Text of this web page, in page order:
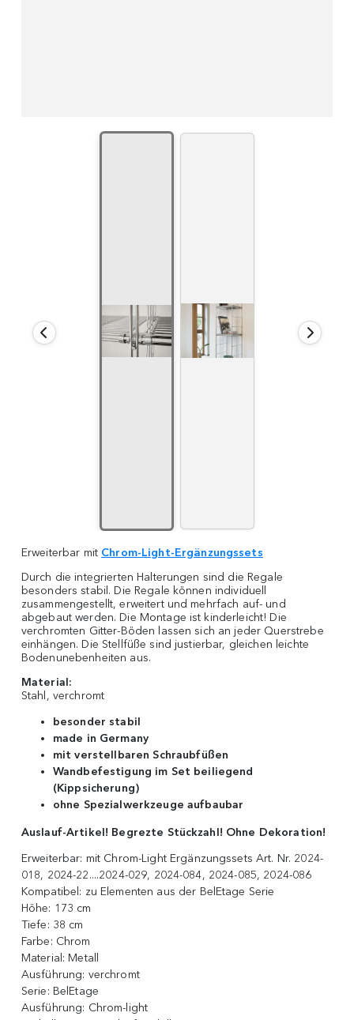
Erweiterbar mit Chrom-Light-Ergänzungssets
Durch die integrierten Halterungen sind die Regale
besonders stabil. Die Regale können individuell
zusammengestellt, erweitert und mehrfach auf- und
abgebaut werden. Die Montage ist kinderleicht! Die
verchromten Gitter-Böden lassen sich an jeder Querstrebe
einhängen. Die Stellfüße sind justierbar, gleichen leichte
Bodenunebenheiten aus.
Material:
Stahl, verchromt
besonder stabil
made in Germany
mit verstellbaren Schraubfüßen
Wandbefestigung im Set beiliegend
(Kippsicherung)
ohne Spezialwerkzeuge aufbaubar
Auslauf-Artikel! Begrezte Stückzahl! Ohne Dekoration!
Erweiterbar: mit Chrom-Light Ergänzungssets Art. Nr. 2024-
018, 2024-22....2024-029, 2024-084, 2024-085, 2024-086
Kompatibel: zu Elementen aus der BelEtage Serie
Höhe: 173 cm
Tiefe: 38 cm
Farbe: Chrom
Material: Metall
Ausführung: verchromt
Serie: BelEtage
Ausführung: Chrom-light